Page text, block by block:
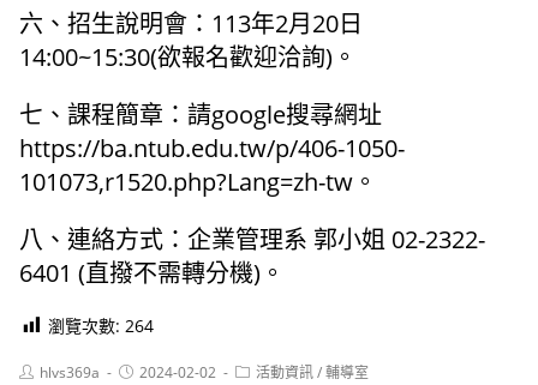
六、招生說明會：113年2月20日
14:00~15:30(欲報名歡迎洽詢)。
七、課程簡章：請google搜尋網址
https://ba.ntub.edu.tw/p/406-1050-
101073,r1520.php?Lang=zh-tw。
八、連絡方式：企業管理系 郭小姐 02-2322-
6401 (直撥不需轉分機)。
瀏覽次數: 264
Posthlvs369a
Post2024-02-02
Post活動資訊/輔導室